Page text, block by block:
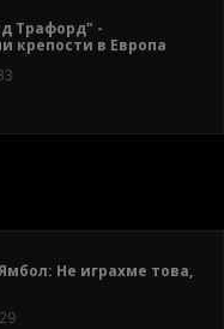
Трафорд" -
крепости в Европа
Не играхме това,